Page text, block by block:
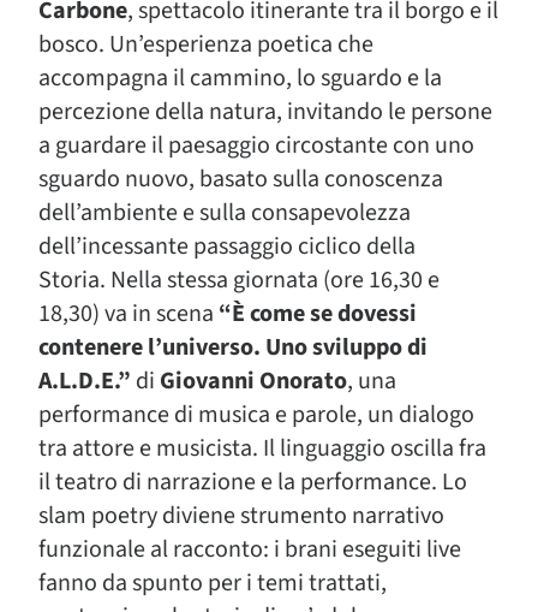
Carbone, spettacolo itinerante tra il borgo e il
bosco. Un’esperienza poetica che
accompagna il cammino, lo sguardo e la
percezione della natura, invitando le persone
a guardare il paesaggio circostante con uno
sguardo nuovo, basato sulla conoscenza
dell’ambiente e sulla consapevolezza
dell’incessante passaggio ciclico della
Storia. Nella stessa giornata (ore 16,30 e
18,30) va in scena “È come se dovessi
contenere l’universo. Uno sviluppo di
A.L.D.E.” di Giovanni Onorato, una
performance di musica e parole, un dialogo
tra attore e musicista. Il linguaggio oscilla fra
il teatro di narrazione e la performance. Lo
slam poetry diviene strumento narrativo
funzionale al racconto: i brani eseguiti live
fanno da spunto per i temi trattati,